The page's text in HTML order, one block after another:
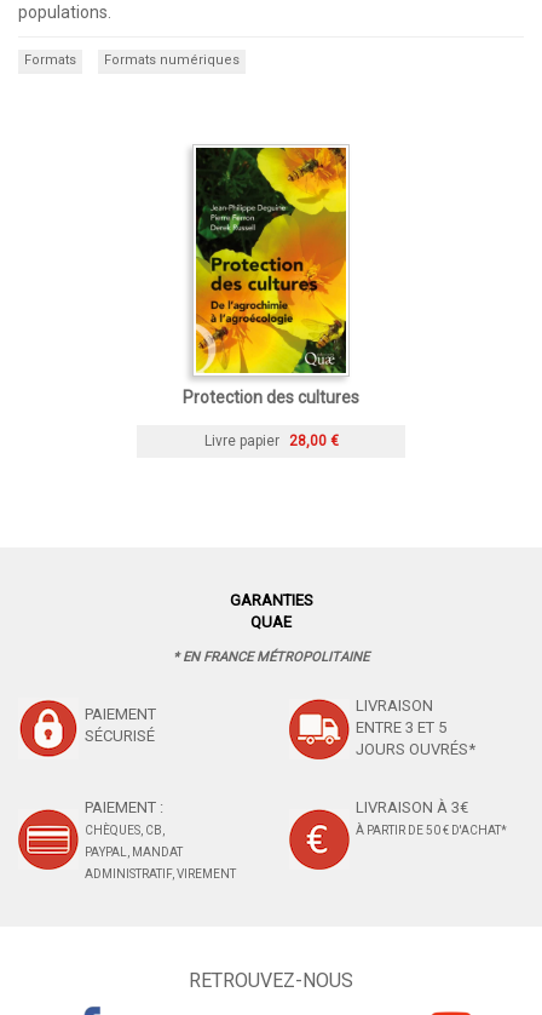
populations.
Formats Formats numériques
Protection des cultures
Livre papier 28,00 €
GARANTIES
QUAE
* EN FRANCE MÉTROPOLITAINE
PAIEMENT
SÉCURISÉ
LIVRAISON
ENTRE 3 ET 5
JOURS OUVRÉS*
PAIEMENT :
CHÈQUES, CB,
PAYPAL, MANDAT
ADMINISTRATIF, VIREMENT
LIVRAISON À 3€
À PARTIR DE 50 € D'ACHAT*
RETROUVEZ-NOUS